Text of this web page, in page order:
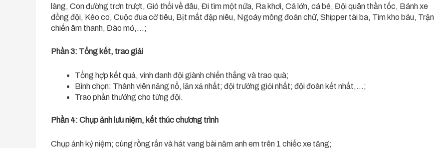
làng, Con đường trơn trượt, Gió thổi về đâu, Đi tìm một nửa, Ra khơi, Cá lớn, cá bé, Đội quân thần tốc, Bánh xe
đồng đội, Kéo co, Cuộc đua cờ tiêu, Bịt mắt đập niêu, Ngoáy mông đoán chữ, Shipper tài ba, Tìm kho báu, Trận
chiến âm thanh, Đào mỏ,…;
Phần 3: Tổng kết, trao giải
Tổng hợp kết quả, vinh danh đội giành chiến thắng và trao quà;
Bình chọn: Thành viên năng nổ, lăn xả nhất; đội trưởng giỏi nhất; đội đoàn kết nhất,…;
Trao phần thưởng cho từng đội.
Phần 4: Chụp ảnh lưu niệm, kết thúc chương trình
Chụp ảnh kỷ niệm; cùng rồng rắn và hát vang bài năm anh em trên 1 chiếc xe tăng;